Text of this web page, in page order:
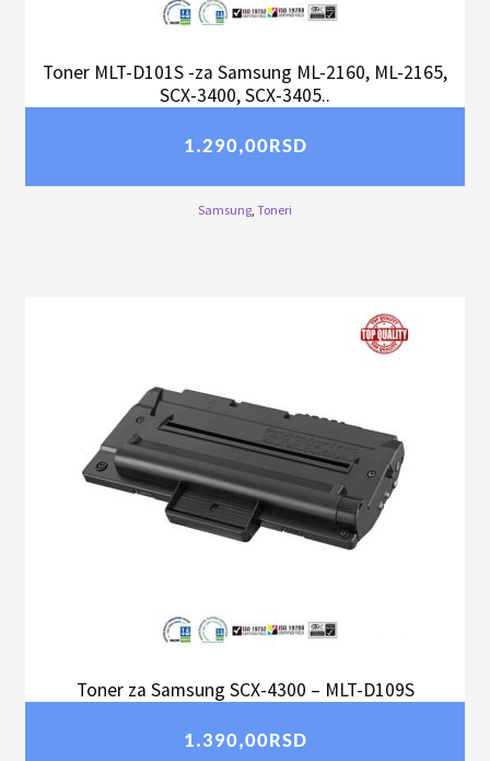
Toner MLT-D101S -za Samsung ML-2160, ML-2165,
SCX-3400, SCX-3405..
1.290,00RSD
Samsung Toneri
Toner za Samsung SCX-4300 – MLT-D109S
1.390,00RSD